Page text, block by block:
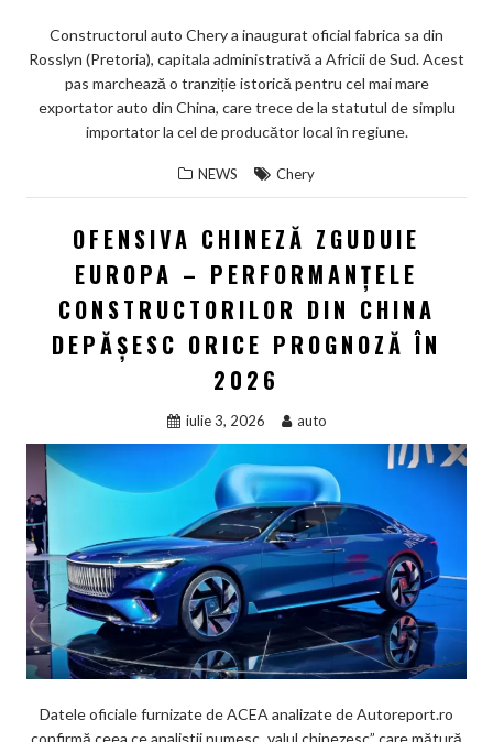
Constructorul auto Chery a inaugurat oficial fabrica sa din
Rosslyn (Pretoria), capitala administrativă a Africii de Sud. Acest
pas marchează o tranziție istorică pentru cel mai mare
exportator auto din China, care trece de la statutul de simplu
importator la cel de producător local în regiune.
NEWS Chery
OFENSIVA CHINEZĂ ZGUDUIE
EUROPA – PERFORMANȚELE
CONSTRUCTORILOR DIN CHINA
DEPĂȘESC ORICE PROGNOZĂ ÎN
2026
iulie 3, 2026 auto
Datele oficiale furnizate de ACEA analizate de Autoreport.ro